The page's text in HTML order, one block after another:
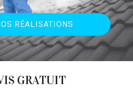
RÉALISATIONS
GRATUIT